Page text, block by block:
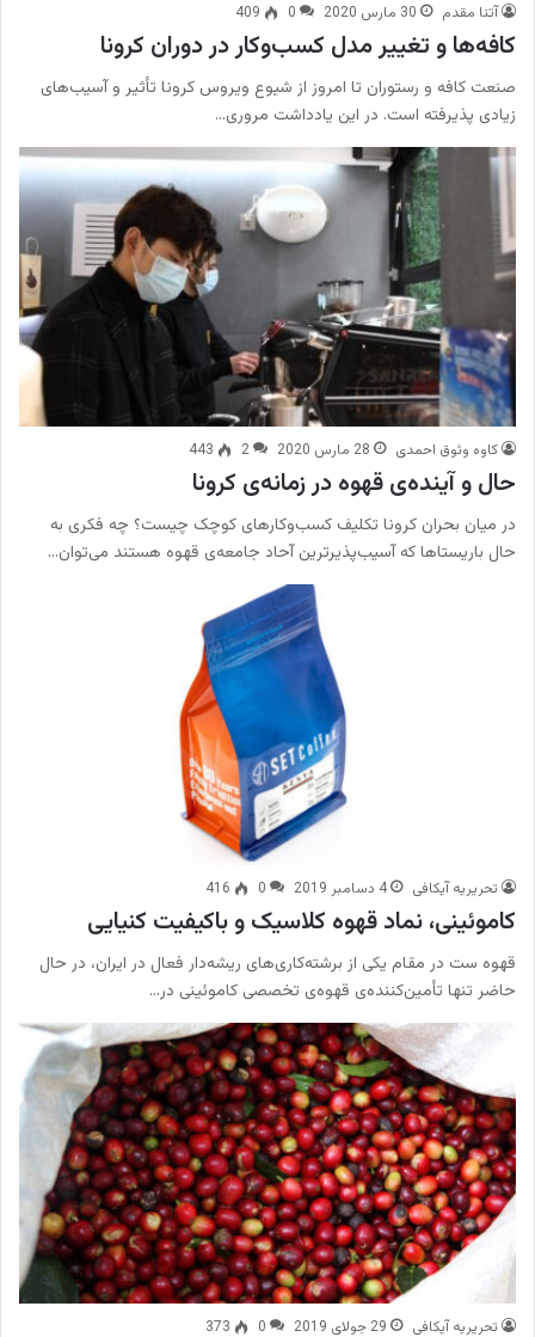
آتنا مقدم 30 مارس 2020 0
409
کافه‌ها و تغییر مدل کسب‌وکار در دوران کرونا
صنعت کافه و رستوران تا امروز از شیوع ویروس کرونا تأثیر و آسیب‌های
زیادی پذیرفته است. در این یادداشت مروری…
کاوه وثوق احمدی 28 مارس 2020 2
443
حال و آینده‌ی قهوه در زمانه‌ی کرونا
در میان بحران کرونا تکلیف کسب‌­وکارهای کوچک چیست؟ چه فکری به
حال باریستاها که آسیب‌­پذیرترین آحاد جامعه­‌ی قهوه هستند می‌توان…
تحریریه آیکافی 4 دسامبر 2019 0
416
کاموئینی، نماد قهوه‌‌ کلاسیک و باکیفیت کنیایی
قهوه ست در مقام یکی از برشته‌کاری‌های ریشه‌دار فعال در ایران، در حال
حاضر تنها تأمین‌کننده‌ی قهوه‌ی تخصصی کاموئینی در…
تحریریه آیکافی 29 جولای 2019 0
373